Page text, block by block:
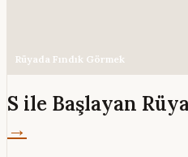
Rüyada Fındık Görmek
S ile Başlayan
→